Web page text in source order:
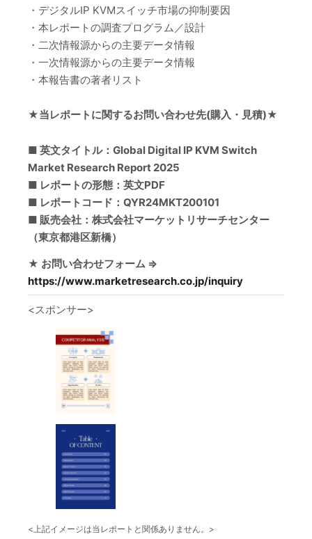
・デジタルIP KVMスイッチ市場の抑制要因
・本レポートの調査プログラム／設計
・二次情報源からの主要データ情報
・一次情報源からの主要データ情報
・本報告書の著者リスト
★当レポートに関するお問い合わせ先(購入・見積)★
■ 英文タイトル：Global Digital IP KVM Switch
Market Research Report 2025
■ レポートの形態：英文PDF
■ レポートコード：QYR24MKT200101
■ 販売会社：株式会社マーケットリサーチセンター
（東京都港区新橋）
★ お問い合わせフォーム ⇒
https://www.marketresearch.co.jp/inquiry
<スポンサー>
<上記イメージは当レポートと関係ありません。>